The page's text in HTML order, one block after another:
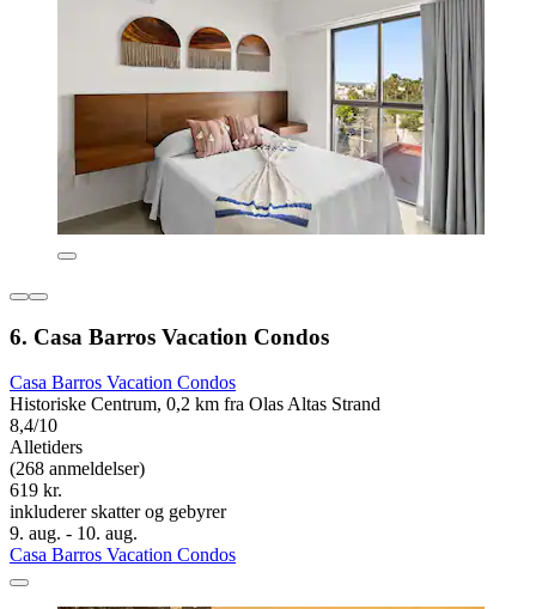
6. Casa Barros Vacation Condos
Casa Barros Vacation Condos
Historiske Centrum, 0,2 km fra Olas Altas Strand
8,4/10
Alletiders
(268 anmeldelser)
619 kr.
inkluderer skatter og gebyrer
9. aug. - 10. aug.
Casa Barros Vacation Condos